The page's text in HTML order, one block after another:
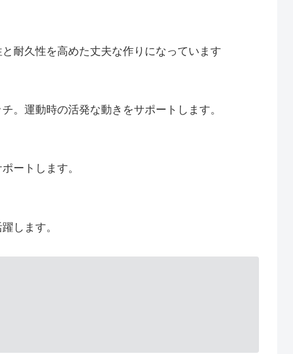
耐久性を高めた丈夫な作りになっています
。運動時の活発な動きをサポートします。
ートします。
します。